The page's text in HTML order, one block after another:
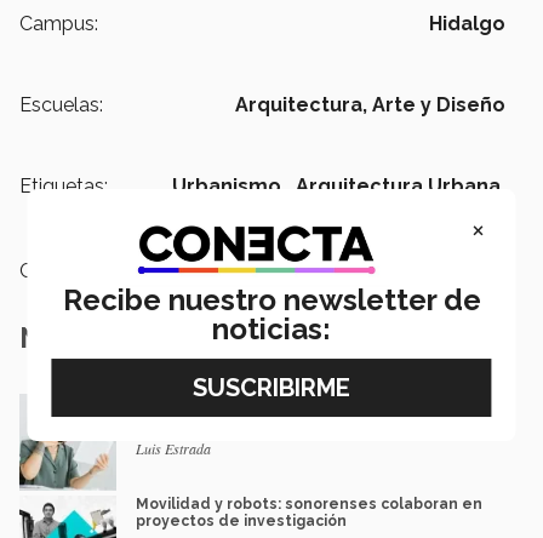
Campus: Hidalgo
Escuelas: Arquitectura, Arte y Diseño
Etiquetas: Urbanismo ,
Arquitectura Urbana,
Categoría: Investigación
Notas Relacionadas
Tec y UT Austin buscan "devolver la voz" a
hispanohablantes con afasia
Luis Estrada
Movilidad y robots: sonorenses colaboran en
proyectos de investigación
×
Recibe nuestro newsletter de
noticias: